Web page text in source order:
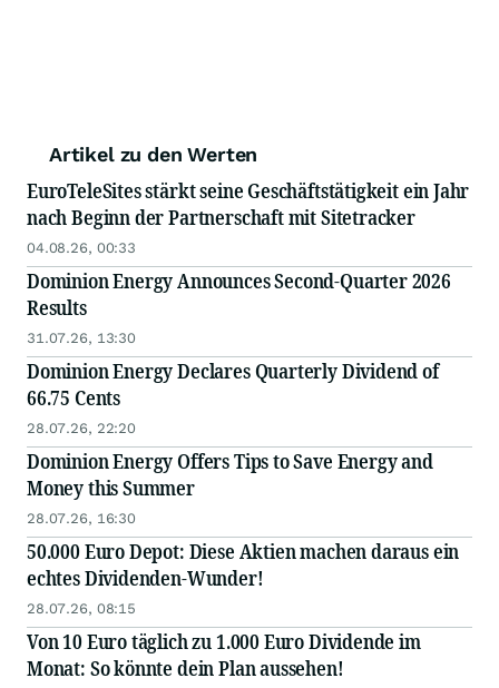
Artikel zu den Werten
EuroTeleSites stärkt seine Geschäftstätigkeit ein Jahr
nach Beginn der Partnerschaft mit Sitetracker
04.08.26, 00:33
Dominion Energy Announces Second-Quarter 2026
Results
31.07.26, 13:30
Dominion Energy Declares Quarterly Dividend of
66.75 Cents
28.07.26, 22:20
Dominion Energy Offers Tips to Save Energy and
Money this Summer
28.07.26, 16:30
50.000 Euro Depot: Diese Aktien machen daraus ein
echtes Dividenden-Wunder!
28.07.26, 08:15
Von 10 Euro täglich zu 1.000 Euro Dividende im
Monat: So könnte dein Plan aussehen!